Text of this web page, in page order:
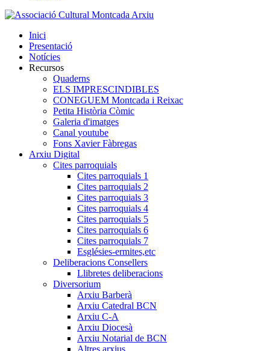
Inici
Presentació
Notícies
Recursos
Quaderns
ELS IMPRESCINDIBLES
CONEGUEM Montcada i Reixac
Petita Història Còmic
Galeria d'imatges
Canal youtube
Fons Xavier Fàbregas
Arxiu Digital
Cites parroquials
Cites parroquials 1
Cites parroquials 2
Cites parroquials 3
Cites parroquials 4
Cites parroquials 5
Cites parroquials 6
Cites parroquials 7
Esglésies-ermites,etc
Deliberacions Consellers
Llibretes deliberacions
Diversorium
Arxiu Barberà
Arxiu Catedral BCN
Arxiu C-A
Arxiu Diocesà
Arxiu Notarial de BCN
Altres arxius